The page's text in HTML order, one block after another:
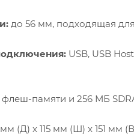
до 56 мм, подходящая
USB, USB
флеш-памяти и 256 МБ
(Д) x 115 мм (Ш) x 151 мм